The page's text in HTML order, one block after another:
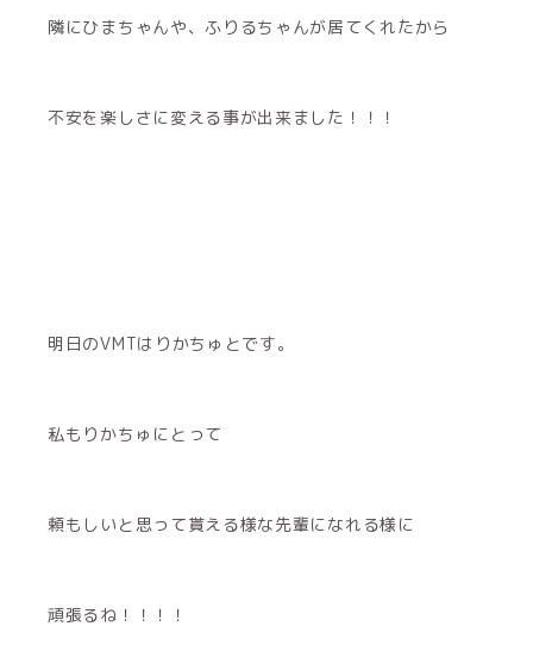
隣にひまちゃんや、ふりるちゃんが居てくれたから
不安を楽しさに変える事が出来ました！！！
明日のVMTはりかちゅとです。
私もりかちゅにとって
頼もしいと思って貰える様な先輩になれる様に
頑張るね！！！！